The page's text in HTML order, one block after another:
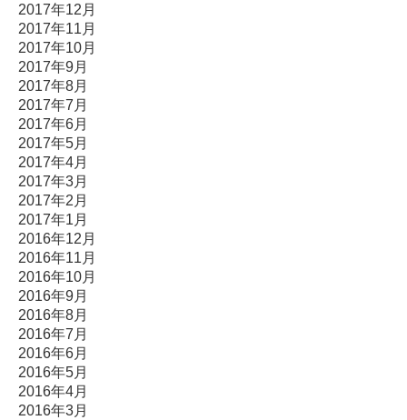
2017年12月
2017年11月
2017年10月
2017年9月
2017年8月
2017年7月
2017年6月
2017年5月
2017年4月
2017年3月
2017年2月
2017年1月
2016年12月
2016年11月
2016年10月
2016年9月
2016年8月
2016年7月
2016年6月
2016年5月
2016年4月
2016年3月